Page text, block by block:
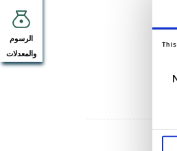
This
الرسوم
والمعدلات